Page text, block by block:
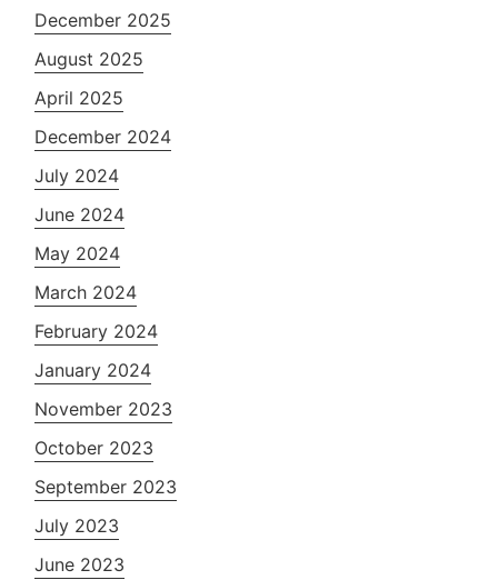
December 2025
August 2025
April 2025
December 2024
July 2024
June 2024
May 2024
March 2024
February 2024
January 2024
November 2023
October 2023
September 2023
July 2023
June 2023